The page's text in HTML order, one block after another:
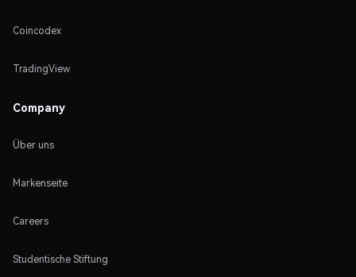
Coincodex
TradingView
Company
Über uns
Markenseite
Careers
Studentische Stiftung